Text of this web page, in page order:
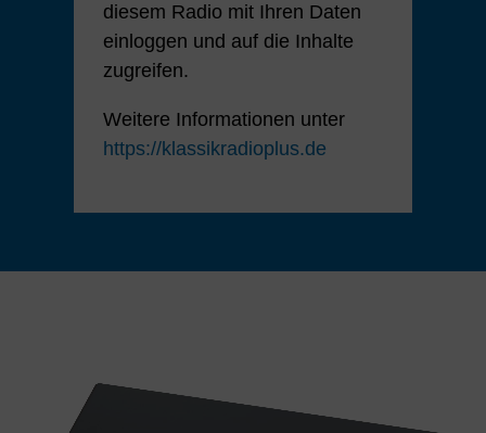
diesem Radio mit Ihren Daten
einloggen und auf die Inhalte
zugreifen.
Weitere Informationen unter
https://klassikradioplus.de